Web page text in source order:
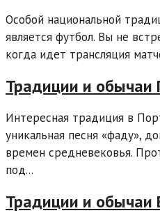
Особой национальной
является футбол. Вы не
когда идет трансляция
Традиции и обычаи
Интересная традиция в
уникальная песня «фаду»,
времен средневековья.
под...
Традиции и обычаи